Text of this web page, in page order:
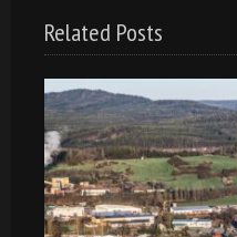
Related Posts